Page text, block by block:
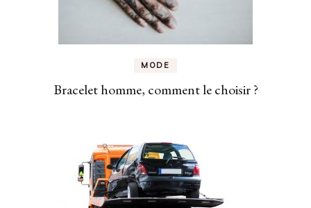
MODE
Bracelet homme, comment le choisir ?